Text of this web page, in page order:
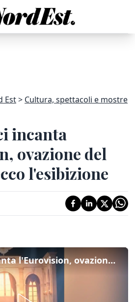
Est
Cultura, spettacoli e mostre
incanta
ovazione del
l'esibizione
Sal Da Vinci incanta l'Eurovision, ovazione del pubblico: ecco l'esibizione